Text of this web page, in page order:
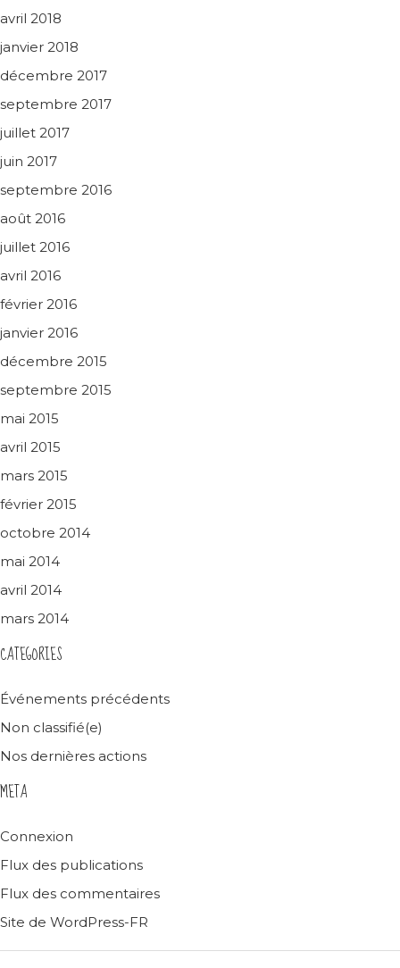
avril 2018
janvier 2018
décembre 2017
septembre 2017
juillet 2017
juin 2017
septembre 2016
août 2016
juillet 2016
avril 2016
février 2016
janvier 2016
décembre 2015
septembre 2015
mai 2015
avril 2015
mars 2015
février 2015
octobre 2014
mai 2014
avril 2014
mars 2014
CATEGORIES
Événements précédents
Non classifié(e)
Nos dernières actions
META
Connexion
Flux des publications
Flux des commentaires
Site de WordPress-FR